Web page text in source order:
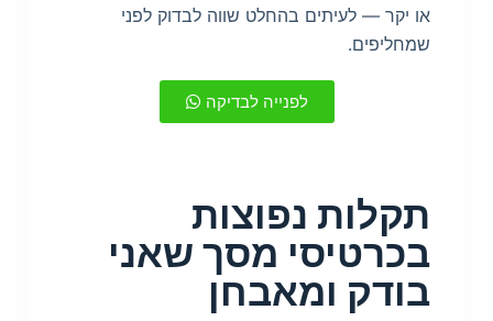
או יקר — לעיתים בהחלט שווה לבדוק לפני
שמחליפים.
לפנייה לבדיקה
תקלות נפוצות
בכרטיסי מסך שאני
בודק ומאבחן